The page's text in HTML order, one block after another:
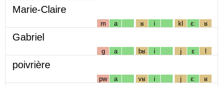
Marie-Claire
m a ʁ i kl ɛː ʁ
Gabriel
g a bʁ i j ɛ l
poivrière
pw a vʁ i j ɛː ʁ